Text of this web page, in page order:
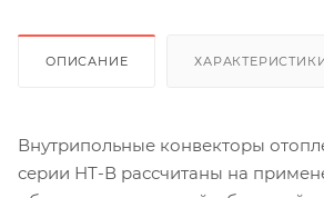
ОПИСАНИЕ
Внутрипольные конвекторы
серии НТ-В рассчитаны на